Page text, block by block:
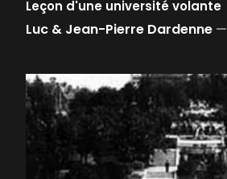
Leçon d'une université volante
Luc & Jean-Pierre Dardenne —